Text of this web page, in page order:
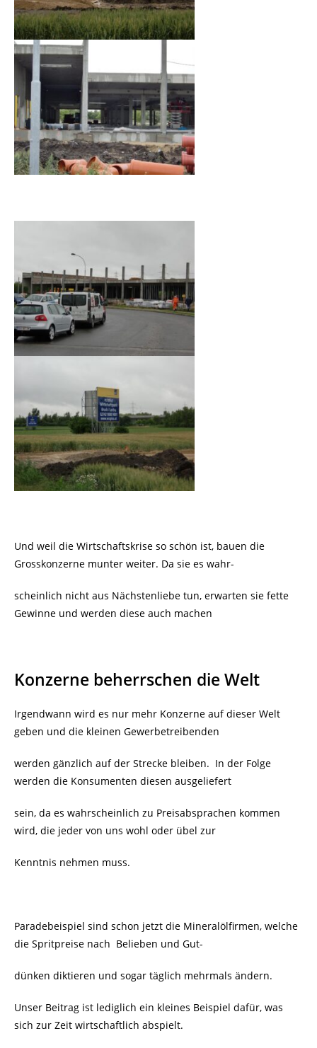
Und weil die Wirtschaftskrise so schön ist, bauen die
Grosskonzerne munter weiter. Da sie es wahr-
scheinlich nicht aus Nächstenliebe tun, erwarten sie fette
Gewinne und werden diese auch machen
Konzerne beherrschen die Welt
Irgendwann wird es nur mehr Konzerne auf dieser Welt
geben und die kleinen Gewerbetreibenden
werden gänzlich auf der Strecke bleiben. In der Folge
werden die Konsumenten diesen ausgeliefert
sein, da es wahrscheinlich zu Preisabsprachen kommen
wird, die jeder von uns wohl oder übel zur
Kenntnis nehmen muss.
Paradebeispiel sind schon jetzt die Mineralölfirmen, welche
die Spritpreise nach Belieben und Gut-
dünken diktieren und sogar täglich mehrmals ändern.
Unser Beitrag ist lediglich ein kleines Beispiel dafür, was
sich zur Zeit wirtschaftlich abspielt.